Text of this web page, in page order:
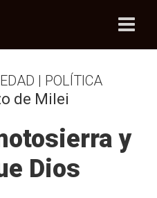
| POLÍTICA
de Milei
y
Dios